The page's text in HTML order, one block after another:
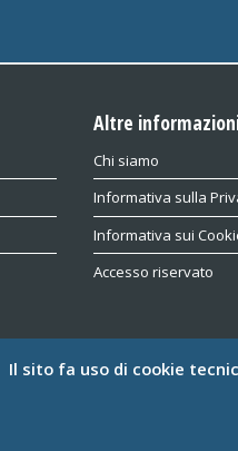
Altre
Chi siamo
Informativa sulla
Informativa sui
Accesso riservato
Il sito fa uso di cookie